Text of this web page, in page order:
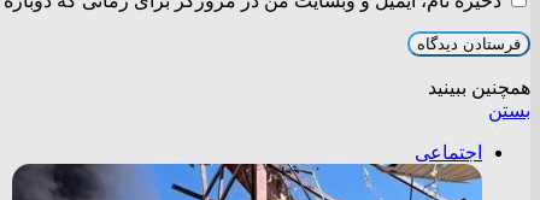
همچنین ببینید
بستن
اجتماعی